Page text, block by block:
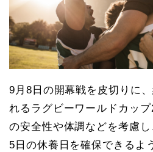
9月8日の開幕戦を皮切りに
れるラグビーワールドカッ
の安全性や体調などを考慮
5日の休養日を確保できるよ